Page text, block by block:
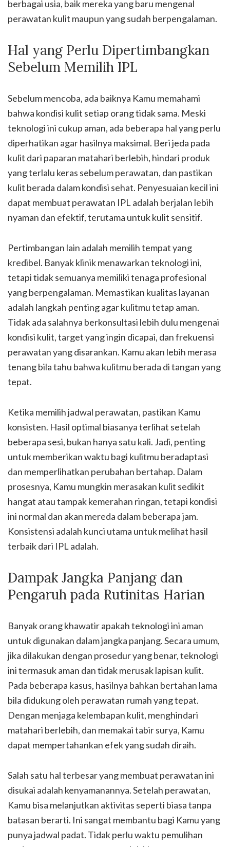
berbagai usia, baik mereka yang baru mengenal
perawatan kulit maupun yang sudah berpengalaman.
Hal yang Perlu Dipertimbangkan
Sebelum Memilih IPL
Sebelum mencoba, ada baiknya Kamu memahami
bahwa kondisi kulit setiap orang tidak sama. Meski
teknologi ini cukup aman, ada beberapa hal yang perlu
diperhatikan agar hasilnya maksimal. Beri jeda pada
kulit dari paparan matahari berlebih, hindari produk
yang terlalu keras sebelum perawatan, dan pastikan
kulit berada dalam kondisi sehat. Penyesuaian kecil ini
dapat membuat perawatan IPL adalah berjalan lebih
nyaman dan efektif, terutama untuk kulit sensitif.
Pertimbangan lain adalah memilih tempat yang
kredibel. Banyak klinik menawarkan teknologi ini,
tetapi tidak semuanya memiliki tenaga profesional
yang berpengalaman. Memastikan kualitas layanan
adalah langkah penting agar kulitmu tetap aman.
Tidak ada salahnya berkonsultasi lebih dulu mengenai
kondisi kulit, target yang ingin dicapai, dan frekuensi
perawatan yang disarankan. Kamu akan lebih merasa
tenang bila tahu bahwa kulitmu berada di tangan yang
tepat.
Ketika memilih jadwal perawatan, pastikan Kamu
konsisten. Hasil optimal biasanya terlihat setelah
beberapa sesi, bukan hanya satu kali. Jadi, penting
untuk memberikan waktu bagi kulitmu beradaptasi
dan memperlihatkan perubahan bertahap. Dalam
prosesnya, Kamu mungkin merasakan kulit sedikit
hangat atau tampak kemerahan ringan, tetapi kondisi
ini normal dan akan mereda dalam beberapa jam.
Konsistensi adalah kunci utama untuk melihat hasil
terbaik dari IPL adalah.
Dampak Jangka Panjang dan
Pengaruh pada Rutinitas Harian
Banyak orang khawatir apakah teknologi ini aman
untuk digunakan dalam jangka panjang. Secara umum,
jika dilakukan dengan prosedur yang benar, teknologi
ini termasuk aman dan tidak merusak lapisan kulit.
Pada beberapa kasus, hasilnya bahkan bertahan lama
bila didukung oleh perawatan rumah yang tepat.
Dengan menjaga kelembapan kulit, menghindari
matahari berlebih, dan memakai tabir surya, Kamu
dapat mempertahankan efek yang sudah diraih.
Salah satu hal terbesar yang membuat perawatan ini
disukai adalah kenyamanannya. Setelah perawatan,
Kamu bisa melanjutkan aktivitas seperti biasa tanpa
batasan berarti. Ini sangat membantu bagi Kamu yang
punya jadwal padat. Tidak perlu waktu pemulihan